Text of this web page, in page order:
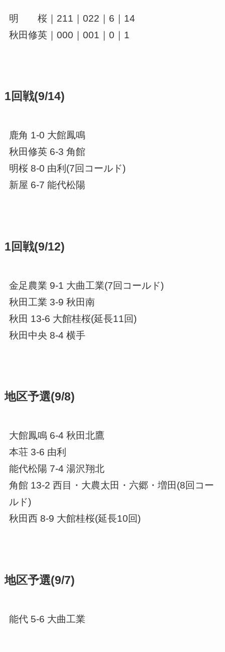
明 桜｜211｜022｜6｜14
秋田修英｜000｜001｜0｜1
1回戦(9/14)
鹿角 1-0 大館鳳鳴
秋田修英 6-3 角館
明桜 8-0 由利(7回コールド)
新屋 6-7 能代松陽
1回戦(9/12)
金足農業 9-1 大曲工業(7回コールド)
秋田工業 3-9 秋田南
秋田 13-6 大館桂桜(延長11回)
秋田中央 8-4 横手
地区予選(9/8)
大館鳳鳴 6-4 秋田北鷹
本荘 3-6 由利
能代松陽 7-4 湯沢翔北
角館 13-2 西目・大農太田・六郷・増田(8回コー
ルド)
秋田西 8-9 大館桂桜(延長10回)
地区予選(9/7)
能代 5-6 大曲工業